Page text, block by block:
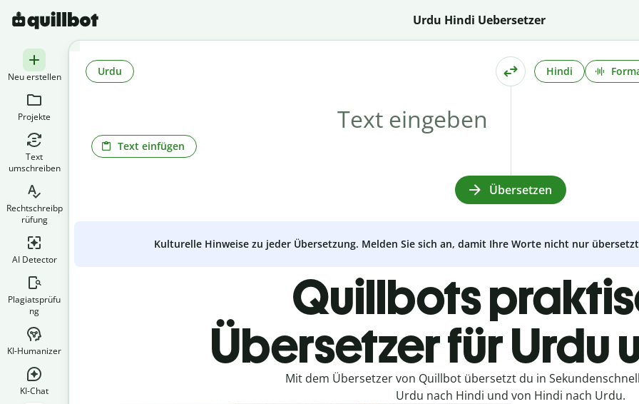
Urdu Hindi Uebersetzer
Neu erstellen
Projekte
Text
umschreiben
Rechtschreibp
rüfung
AI Detector
Plagiatsprüfu
ng
KI-Humanizer
KI-Chat
Text einfügen
Urdu Hindi
Übersetzen
Kulturelle Hinweise zu jeder Übersetzung. Melden Sie sich an, damit Ihre Worte nicht nur
Quillbots
Übersetzer für Urdu
Mit dem Übersetzer von Quillbot übersetzt du in
Urdu nach Hindi und von Hindi nach Urdu.